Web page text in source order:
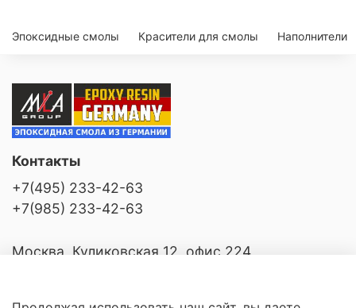
Эпоксидные смолы Красители для смолы Наполнители
Контакты
+7(495) 233-42-63
+7(985) 233-42-63
Москва, Куликовская 12, офис 224